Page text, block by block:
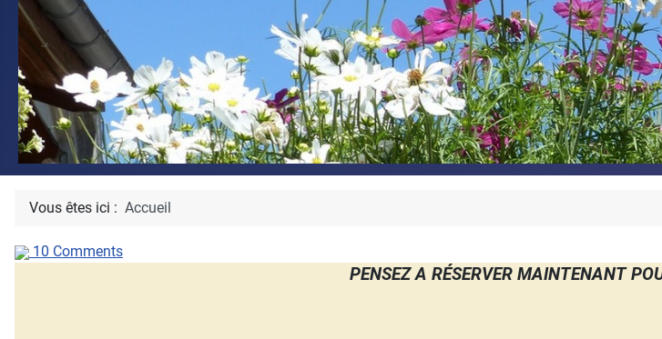
Vous êtes ici : Accueil
10 Comments
PENSEZ A RÉSERVER MAINTENANT